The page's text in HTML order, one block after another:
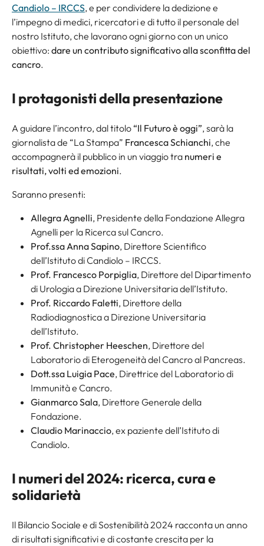
Candiolo – IRCCS, e per condividere la dedizione e
l’impegno di medici, ricercatori e di tutto il personale del
nostro Istituto, che lavorano ogni giorno con un unico
obiettivo: dare un contributo significativo alla sconfitta del
cancro.
I protagonisti della presentazione
A guidare l’incontro, dal titolo“Il Futuro è oggi”, sarà la
giornalista de “La Stampa” Francesca Schianchi, che
accompagnerà il pubblico in un viaggio tra numeri e
risultati, volti ed emozioni.
Saranno presenti:
Allegra Agnelli, Presidente della Fondazione Allegra
Agnelli per la Ricerca sul Cancro.
Prof.ssa Anna Sapino, Direttore Scientifico
dell’Istituto di Candiolo – IRCCS.
Prof. Francesco Porpiglia, Direttore del Dipartimento
di Urologia a Direzione Universitaria dell’Istituto.
Prof. Riccardo Faletti, Direttore della
Radiodiagnostica a Direzione Universitaria
dell’Istituto.
Prof. Christopher Heeschen, Direttore del
Laboratorio di Eterogeneità del Cancro al Pancreas.
Dott.ssa Luigia Pace, Direttrice del Laboratorio di
Immunità e Cancro.
Gianmarco Sala, Direttore Generale della
Fondazione.
Claudio Marinaccio, ex paziente dell’Istituto di
Candiolo.
I numeri del 2024: ricerca, cura e
solidarietà
Il Bilancio Sociale e di Sostenibilità 2024 racconta un anno
di risultati significativi e di costante crescita per la